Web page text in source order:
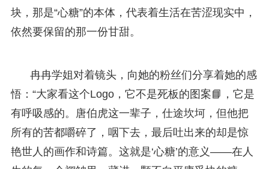
块，那是“心糖”的本体，代表着生活在苦涩现实中，
依然要保留的那一份甘甜。
冉冉学姐对着镜头，向她的粉丝们分享着她的感
悟：“大家看这个Logo，它不是死板的图案📘，它是
有呼吸感的。唐伯虎这一辈子，仕途坎坷，但他把
所有的苦都嚼碎了，咽下去，最后吐出来的却是惊
艳世人的画作和诗篇。这就是‘心糖’的意义——在人